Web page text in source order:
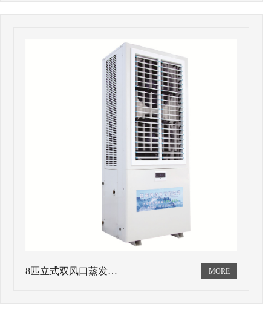
8匹立式双风口蒸发…